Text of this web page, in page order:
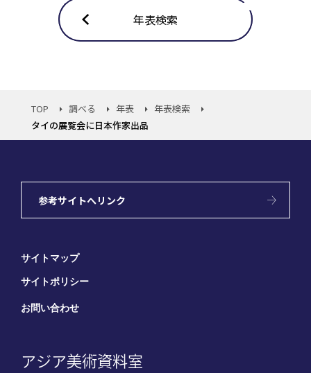
年表検索
TOP 調べる 年表
年表検索
タイの展覧会に日本作家出品
参考サイトへリンク
サイトマップ
サイトポリシー
お問い合わせ
アジア美術資料室